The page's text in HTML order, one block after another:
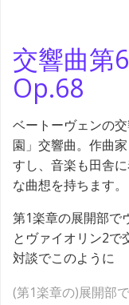
交響曲第
Op.68
ベートーヴェンの
園」交響曲。作曲
すし、音楽も田舎
な曲想を持ちます。
第1楽章の展開部で
とヴァイオリン2で
対談でこのように
(第1楽章の)展開部